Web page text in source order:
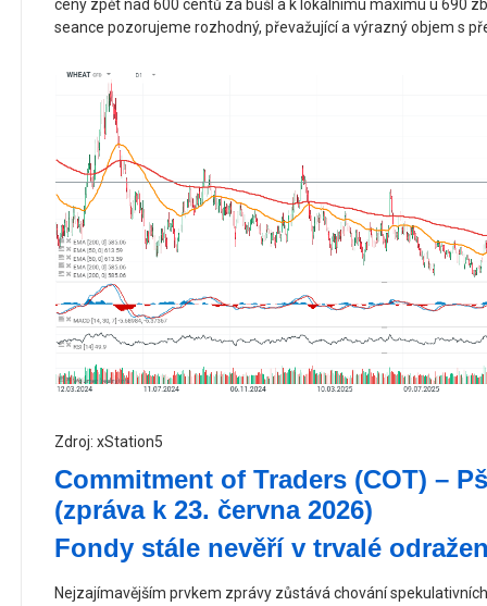
ceny zpět nad 600 centů za bušl a k lokálnímu maximu u 690
seance pozorujeme rozhodný, převažující a výrazný objem s
Zdroj: xStation5
Commitment of Traders (COT) –
(zpráva k 23. června 2026)
Fondy stále nevěří v trvalé
Nejzajímavějším prvkem zprávy zůstává chování